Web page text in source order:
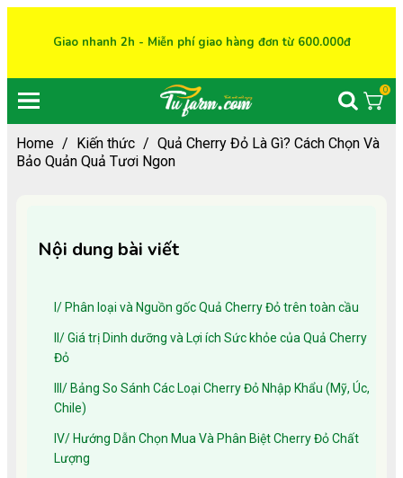
Giao nhanh 2h - Miễn phí giao hàng đơn từ 600.000đ
0
Home / Kiến thức / Quả Cherry Đỏ Là Gì? Cách Chọn Và
Bảo Quản Quả Tươi Ngon
Nội dung bài viết
I/ Phân loại và Nguồn gốc Quả Cherry Đỏ trên toàn cầu
II/ Giá trị Dinh dưỡng và Lợi ích Sức khỏe của Quả Cherry
Đỏ
III/ Bảng So Sánh Các Loại Cherry Đỏ Nhập Khẩu (Mỹ, Úc,
Chile)
IV/ Hướng Dẫn Chọn Mua Và Phân Biệt Cherry Đỏ Chất
Lượng